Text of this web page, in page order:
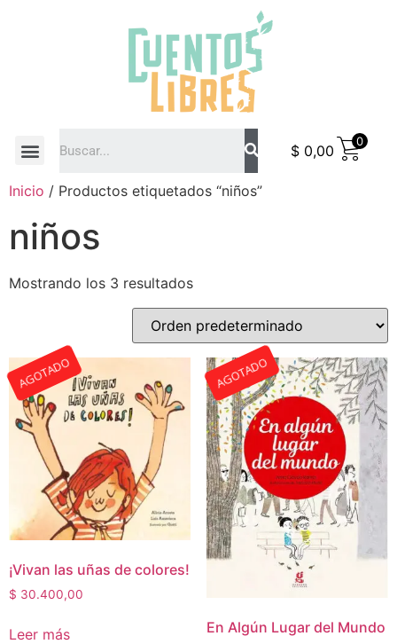
$ 0,00
0
Inicio / Productos etiquetados “niños”
niños
Mostrando los 3 resultados
AGOTADO
¡Vivan las uñas de colores!
$ 30.400,00
Leer más
AGOTADO
En Algún Lugar del Mundo